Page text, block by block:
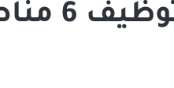
مناصب